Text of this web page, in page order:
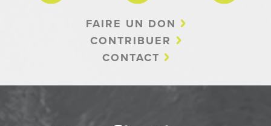
FAIRE UN DON
CONTRIBUER
CONTACT